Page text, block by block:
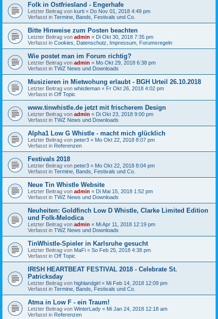
Folk in Ostfriesland - Engerhafe
Letzter Beitrag von kurti « Do Nov 01, 2018 4:49 pm
Verfasst in Termine, Bands, Festivals und Co.
Bitte Hinweise zum Posten beachten
Letzter Beitrag von admin « Di Okt 30, 2018 7:35 pm
Verfasst in Cookies, Datenschutz, Impressum, Forumsregeln
Wie postet man im Forum richtig?
Letzter Beitrag von admin « Mo Okt 29, 2018 6:38 pm
Verfasst in TWZ News und Downloads
Musizieren in Mietwohung erlaubt - BGH Urteil 26.10.2018
Letzter Beitrag von whistleman « Fr Okt 26, 2018 4:02 pm
Verfasst in Off Topic
www.tinwhistle.de jetzt mit frischerem Design
Letzter Beitrag von admin « Di Okt 23, 2018 9:00 pm
Verfasst in TWZ News und Downloads
Alpha1 Low G Whistle - macht mich glücklich
Letzter Beitrag von peter3 « Mo Okt 22, 2018 8:07 pm
Verfasst in Referenzen
Festivals 2018
Letzter Beitrag von peter3 « Mo Okt 22, 2018 8:04 pm
Verfasst in Termine, Bands, Festivals und Co.
Neue Tin Whistle Website
Letzter Beitrag von admin « Di Mai 15, 2018 1:52 pm
Verfasst in TWZ News und Downloads
Neuheiten: Goldfinch Low D Whistle, Clarke Limited Edition
und Folk-Melodica
Letzter Beitrag von admin « Mi Apr 11, 2018 12:19 pm
Verfasst in TWZ News und Downloads
TinWhistle-Spieler in Karlsruhe gesucht
Letzter Beitrag von MaFi « So Feb 25, 2018 4:38 pm
Verfasst in Off Topic
IRISH HEARTBEAT FESTIVAL 2018 - Celebrate St.
Patricksday
Letzter Beitrag von highlandgirl « Mi Feb 14, 2018 12:09 pm
Verfasst in Termine, Bands, Festivals und Co.
Atma in Low F - ein Traum!
Letzter Beitrag von WinterLady « Mi Jan 24, 2018 12:18 am
Verfasst in Referenzen